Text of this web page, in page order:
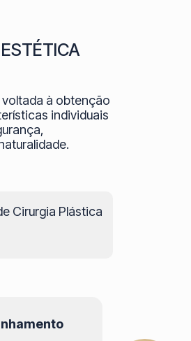
à obtenção
individuais
Cirurgia Plástica